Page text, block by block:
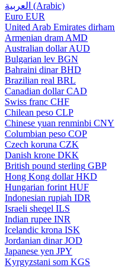
العربية (Arabic)
Euro EUR
United Arab Emirates dirham
Armenian dram AMD
Australian dollar AUD
Bulgarian lev BGN
Bahraini dinar BHD
Brazilian real BRL
Canadian dollar CAD
Swiss franc CHF
Chilean peso CLP
Chinese yuan renminbi CNY
Columbian peso COP
Czech koruna CZK
Danish krone DKK
British pound sterling GBP
Hong Kong dollar HKD
Hungarian forint HUF
Indonesian rupiah IDR
Israeli sheqel ILS
Indian rupee INR
Icelandic krona ISK
Jordanian dinar JOD
Japanese yen JPY
Kyrgyzstani som KGS